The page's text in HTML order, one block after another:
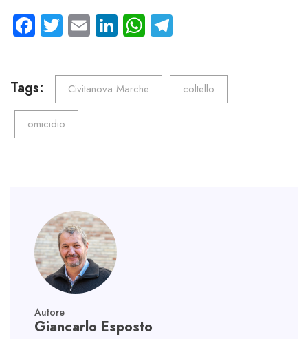
Fa
o
ok
T
tt
er
E
ail
Li
e
dI
n
W
ts
A
p
gr
m
Tags: Civitanova Marche coltello
omicidio
Autore
Giancarlo Esposto